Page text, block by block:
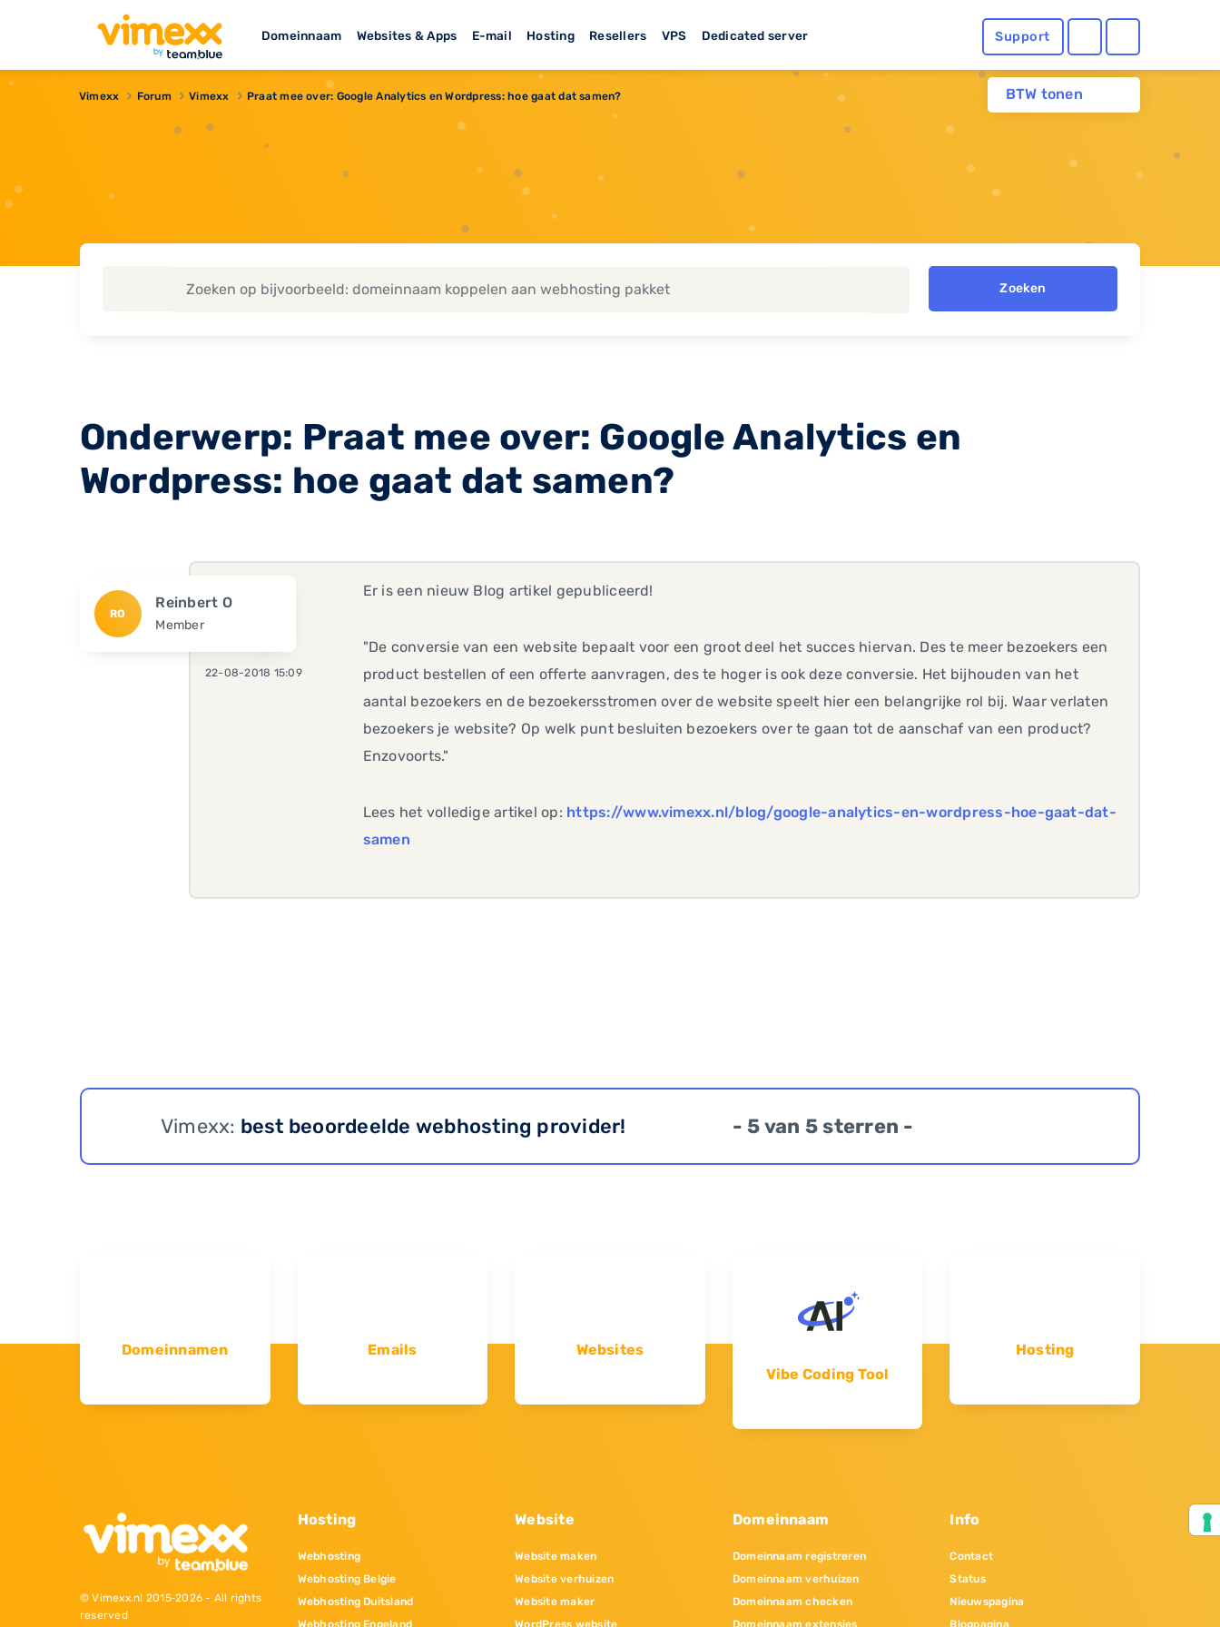
Domeinnaam Websites & Apps E-mail Hosting Resellers VPS Dedicated server Support
BTW tonen
Vimexx Forum Vimexx Praat mee over: Google Analytics en Wordpress: hoe gaat dat samen?
Zoeken
Onderwerp: Praat mee over: Google Analytics en
Wordpress: hoe gaat dat samen?
RO
Reinbert O
Member
22-08-2018 15:09
Er is een nieuw Blog artikel gepubliceerd!
"De conversie van een website bepaalt voor een groot deel het succes hiervan. Des te meer bezoekers een
product bestellen of een offerte aanvragen, des te hoger is ook deze conversie. Het bijhouden van het
aantal bezoekers en de bezoekersstromen over de website speelt hier een belangrijke rol bij. Waar verlaten
bezoekers je website? Op welk punt besluiten bezoekers over te gaan tot de aanschaf van een product?
Enzovoorts."
Lees het volledige artikel op: https://www.vimexx.nl/blog/google-analytics-en-wordpress-hoe-gaat-dat-
samen
Vimexx: best beoordeelde webhosting provider! - 5 van 5 sterren -
Domeinnamen Emails
Websites
Vibe Coding Tool
Hosting
© Vimexx.nl 2015‐2026 - All rights
reserved
Hosting
Webhosting
Webhosting Belgie
Webhosting Duitsland
Webhosting Engeland
Website
Website maken
Website verhuizen
Website maker
WordPress website
Domeinnaam
Domeinnaam registreren
Domeinnaam verhuizen
Domeinnaam checken
Domeinnaam extensies
Info
Contact
Status
Nieuwspagina
Blogpagina